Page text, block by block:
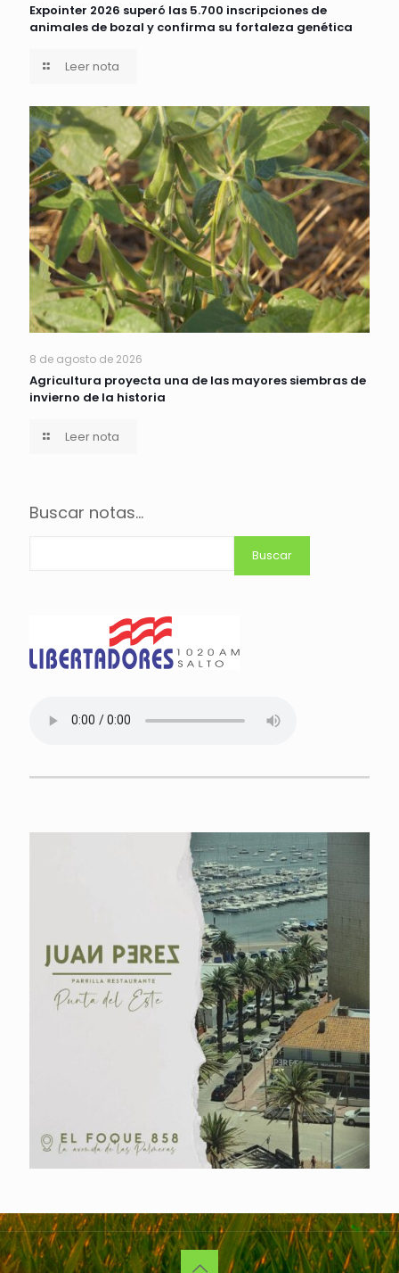
Expointer 2026 superó las 5.700 inscripciones de
animales de bozal y confirma su fortaleza genética
Leer nota
8 de agosto de 2026
Agricultura proyecta una de las mayores siembras de
invierno de la historia
Leer nota
Buscar notas...
Buscar